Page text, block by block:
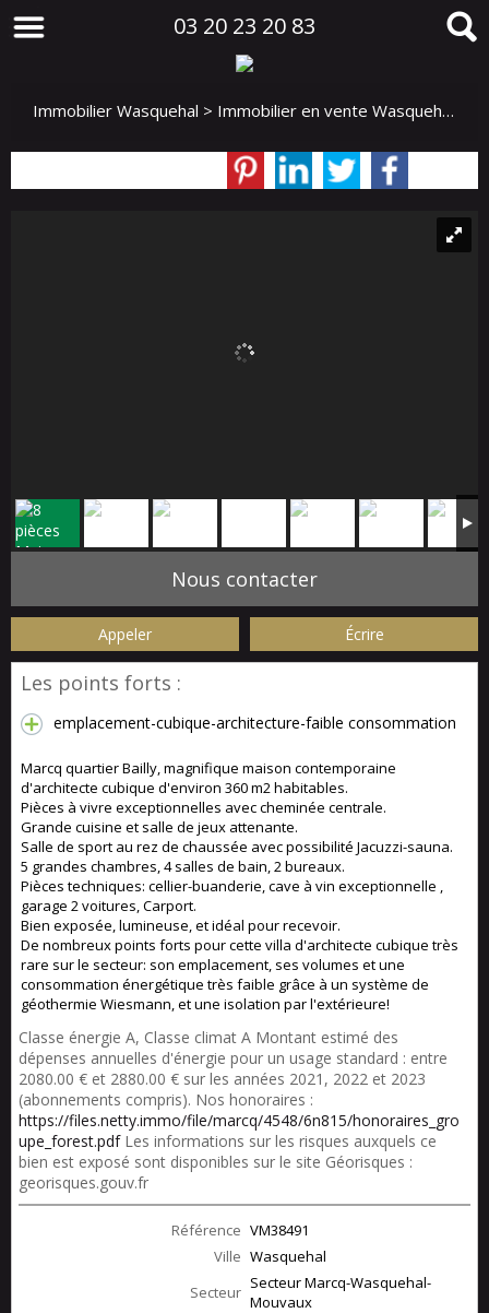
03 20 23 20 83
Immobilier Wasquehal > Immobilier en vente Wasquehal
Nous contacter
Appeler Écrire
Les points forts :
emplacement-cubique-architecture-faible consommation
Marcq quartier Bailly, magnifique maison contemporaine
d'architecte cubique d'environ 360 m2 habitables.
Pièces à vivre exceptionnelles avec cheminée centrale.
Grande cuisine et salle de jeux attenante.
Salle de sport au rez de chaussée avec possibilité Jacuzzi-sauna.
5 grandes chambres, 4 salles de bain, 2 bureaux.
Pièces techniques: cellier-buanderie, cave à vin exceptionnelle ,
garage 2 voitures, Carport.
Bien exposée, lumineuse, et idéal pour recevoir.
De nombreux points forts pour cette villa d'architecte cubique très
rare sur le secteur: son emplacement, ses volumes et une
consommation énergétique très faible grâce à un système de
géothermie Wiesmann, et une isolation par l'extérieure!
Classe énergie A, Classe climat A Montant estimé des
dépenses annuelles d'énergie pour un usage standard : entre
2080.00 € et 2880.00 € sur les années 2021, 2022 et 2023
(abonnements compris). Nos honoraires :
https://files.netty.immo/file/marcq/4548/6n815/honoraires_gro
upe_forest.pdfLes informations sur les risques auxquels ce
bien est exposé sont disponibles sur le site Géorisques :
georisques.gouv.fr
Référence VM38491
Ville Wasquehal
Secteur Secteur Marcq-Wasquehal-
Mouvaux